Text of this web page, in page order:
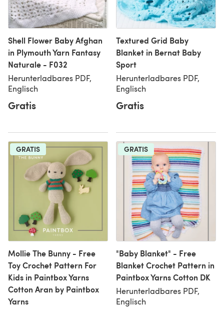
Shell Flower Baby Afghan
in Plymouth Yarn Fantasy
Naturale - F032
Herunterladbares PDF,
Englisch
Gratis
Textured Grid Baby
Blanket in Bernat Baby
Sport
Herunterladbares PDF,
Englisch
Gratis
GRATIS
Mollie The Bunny - Free
Toy Crochet Pattern For
Kids in Paintbox Yarns
Cotton Aran by Paintbox
Yarns
GRATIS
"Baby Blanket" - Free
Blanket Crochet Pattern in
Paintbox Yarns Cotton DK
Herunterladbares PDF,
Englisch